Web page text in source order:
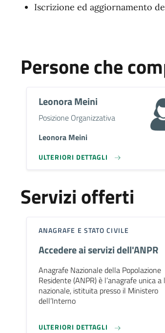
Iscrizione ed aggiornamento
Persone che
Leonora Meini
Descrizione breve
Posizione Organizzativa
Leonora Meini
ULTERIORI DETTAGLI
Servizi offerti
ANAGRAFE E STATO CIVILE
Accedere ai servizi dell'ANPR
Anagrafe Nazionale della Popolazione
Residente (ANPR) è l’anagrafe unica
nazionale, istituita presso il Ministero
dell’Interno
ULTERIORI DETTAGLI